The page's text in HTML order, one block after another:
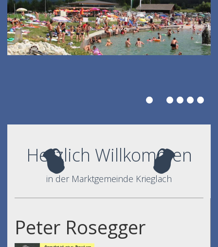
Herzlich Willkommen
in der Marktgemeinde Krieglach
Peter Rosegger